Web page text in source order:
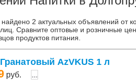
2 актуальных объявлений от
Сравните оптовые и розничные
продуктов питания.
AzVKUS 1 л
руб.
...